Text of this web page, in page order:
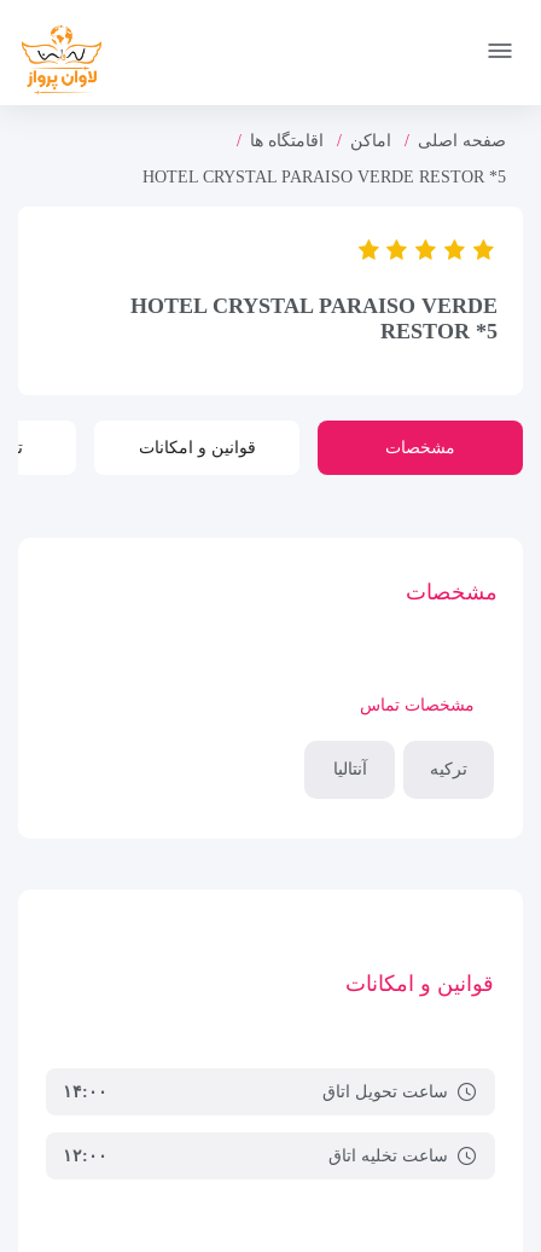
صفحه اصلی اماکن
اقامتگاه ها
HOTEL CRYSTAL PARAISO VERDE RESTOR *5
HOTEL CRYSTAL PARAISO VERDE
RESTOR *5
مشخصات قوانین و امکانات
مشخصات
مشخصات تماس
ترکیه آنتالیا
قوانین و امکانات
ساعت تحویل اتاق ۱۴:۰۰
ساعت تخلیه اتاق ۱۲:۰۰